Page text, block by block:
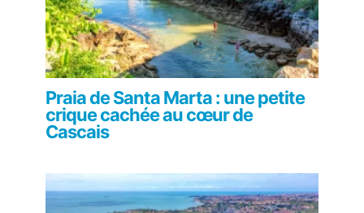
Praia de Santa Marta : une petite
crique cachée au cœur de
Cascais